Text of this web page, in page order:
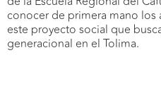
conocer de primera mano los
este proyecto social que
generacional en el Tolima.